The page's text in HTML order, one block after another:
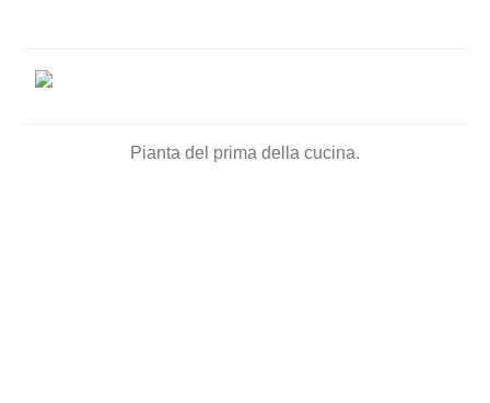
Pianta del prima della cucina.